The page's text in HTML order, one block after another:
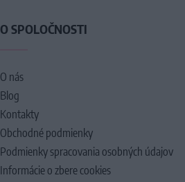
O SPOLOČNOSTI
O nás
Blog
Kontakty
Obchodné podmienky
Podmienky spracovania osobných údajov
Informácie o zbere cookies